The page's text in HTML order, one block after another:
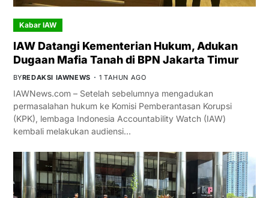
Kabar IAW
IAW Datangi Kementerian Hukum, Adukan
Dugaan Mafia Tanah di BPN Jakarta Timur
BYREDAKSI IAWNEWS 1 TAHUN AGO
IAWNews.com – Setelah sebelumnya mengadukan
permasalahan hukum ke Komisi Pemberantasan Korupsi
(KPK), lembaga Indonesia Accountability Watch (IAW)
kembali melakukan audiensi…